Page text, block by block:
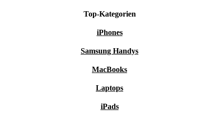
Top-Kategorien
iPhones
Samsung Handys
MacBooks
Laptops
iPads